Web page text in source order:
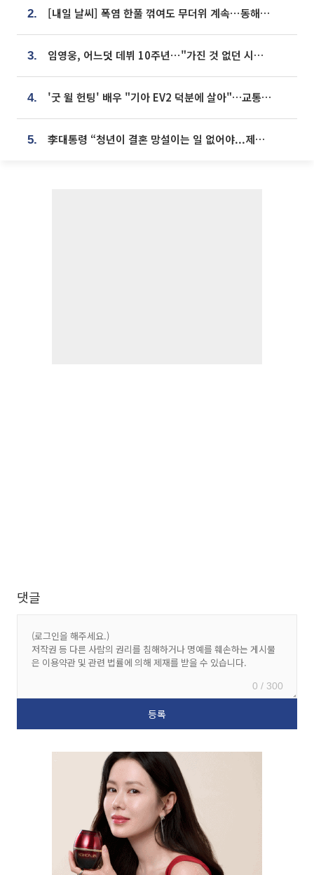
2. [내일 날씨] 폭염 한풀 꺾여도 무더위 계속⋯동해안 이틀 연속 비
3. 임영웅, 어느덧 데뷔 10주년⋯"가진 것 없던 시절, 내 앞엔 20명의 팬뿐"
4. '굿 윌 헌팅' 배우 "기아 EV2 덕분에 살아"…교통사고 후 안전성 극찬
5. 李대통령 “청년이 결혼 망설이는 일 없어야...제도상 불이익 조사”
댓글
0 / 300